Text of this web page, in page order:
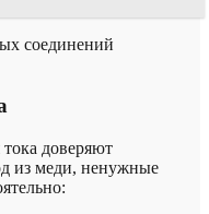
соединений
доверяют
из меди, ненужные